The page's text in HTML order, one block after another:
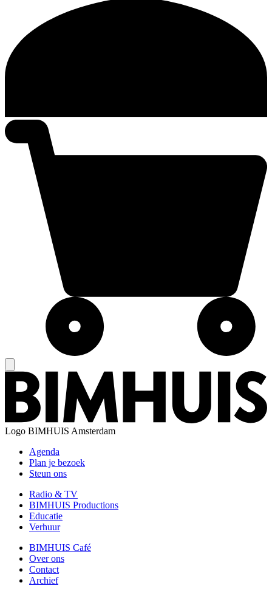
Logo BIMHUIS Amsterdam
Agenda
Plan je bezoek
Steun ons
Radio & TV
BIMHUIS Productions
Educatie
Verhuur
BIMHUIS Café
Over ons
Contact
Archief